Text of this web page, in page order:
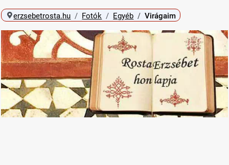
erzsebetrosta.hu Fotók Egyéb Virágaim